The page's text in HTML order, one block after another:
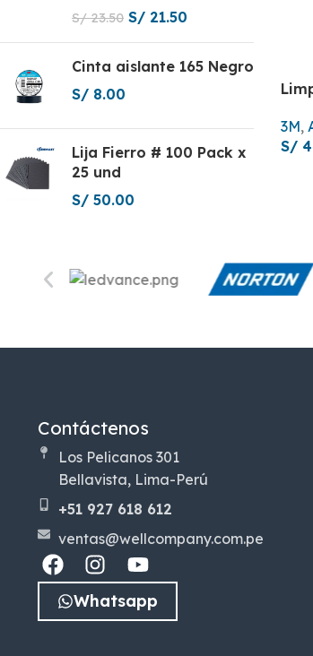
S/23.50 S/ 21.50
Cinta aislante 165 Negro
S/ 8.00
Lija Fierro # 100 Pack x
25 und
S/ 50.00
3M,
S/
Contáctenos
Los Pelicanos 301
Bellavista, Lima-Perú
+51 927 618 612
ventas@wellcompany.com.pe
Whatsapp